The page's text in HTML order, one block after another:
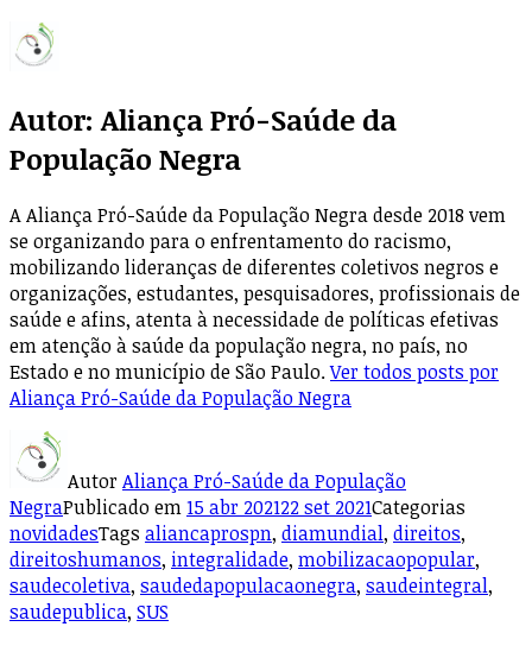
Autor: Aliança Pró-Saúde da
População Negra
A Aliança Pró-Saúde da População Negra desde 2018 vem
se organizando para o enfrentamento do racismo,
mobilizando lideranças de diferentes coletivos negros e
organizações, estudantes, pesquisadores, profissionais de
saúde e afins, atenta à necessidade de políticas efetivas
em atenção à saúde da população negra, no país, no
Estado e no município de São Paulo.Ver todos posts por
Aliança Pró-Saúde da População Negra
AutorAliança Pró-Saúde da População
NegraPublicado em15 abr 202122 set 2021Categorias
novidadesTags aliancaprospn, diamundial, direitos,
direitoshumanos, integralidade, mobilizacaopopular,
saudecoletiva, saudedapopulacaonegra, saudeintegral,
saudepublica, SUS